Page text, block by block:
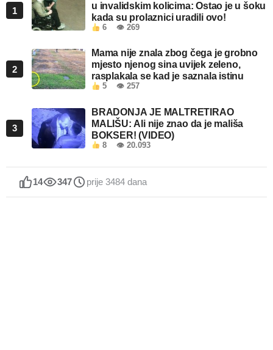
1
u invalidskim kolicima: Ostao je u šoku
kada su prolaznici uradili ovo!
6 👁 269
2
Mama nije znala zbog čega je grobno
mjesto njenog sina uvijek zeleno,
rasplakala se kad je saznala istinu
5 👁 257
3
BRADONJA JE MALTRETIRAO
MALIŠU: Ali nije znao da je mališa
BOKSER! (VIDEO)
8 👁 20.093
14 347 prije 3484 dana